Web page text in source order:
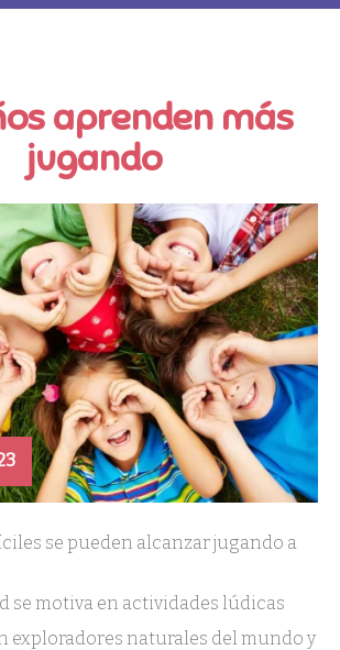
aprenden más
jugando
se pueden alcanzar jugando a
se motiva en actividades lúdicas
exploradores naturales del mundo y